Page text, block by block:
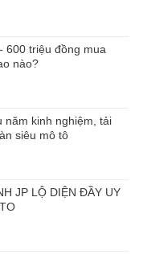
600 triệu đồng mua
nào?
năm kinh nghiệm, tải
siêu mô tô
JP LỘ DIỆN ĐẦY UY